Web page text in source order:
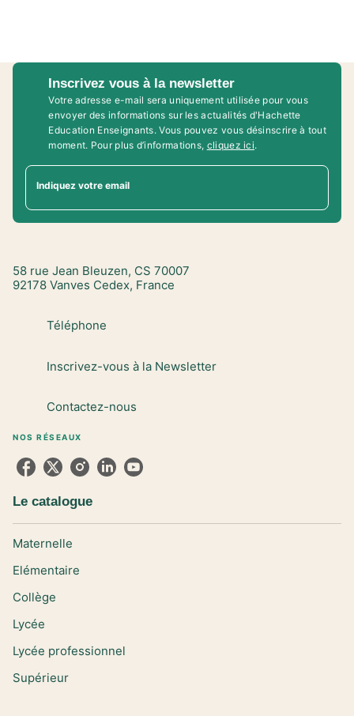
Inscrivez vous à la newsletter
Votre adresse e-mail sera uniquement utilisée pour vous
envoyer des informations sur les actualités d'Hachette
Education Enseignants. Vous pouvez vous désinscrire à tout
moment. Pour plus d’informations, cliquez ici.
Indiquez votre email
58 rue Jean Bleuzen, CS 70007
92178 Vanves Cedex, France
Téléphone
Inscrivez-vous à la Newsletter
Contactez-nous
NOS RÉSEAUX
Le catalogue
Maternelle
Elémentaire
Collège
Lycée
Lycée professionnel
Supérieur